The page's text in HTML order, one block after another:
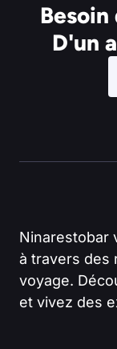
D'un
Ninarestobar
à travers des
voyage.
et vivez des